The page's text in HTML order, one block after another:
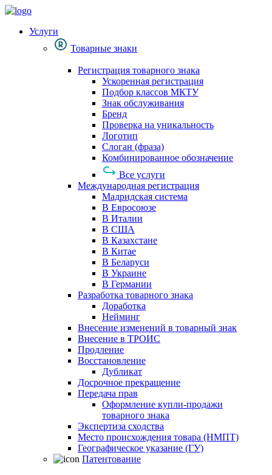
Услуги
Товарные знаки
Регистрация товарного знака
Ускоренная регистрация
Подбор классов МКТУ
Знак обслуживания
Бренд
Проверка на уникальность
Логотип
Слоган (фраза)
Комбинированное обозначение
Все услуги
Международная регистрация
Мадридская система
В Евросоюзе
В Италии
В США
В Казахстане
В Китае
В Беларуси
В Украине
В Германии
Разработка товарного знака
Доработка
Нейминг
Внесение изменений в товарный знак
Внесение в ТРОИС
Продление
Восстановление
Дубликат
Досрочное прекращение
Передача прав
Оформление купли-продажи
товарного знака
Экспертиза сходства
Место происхождения товара (НМПТ)
Географическое указание (ГУ)
Патентование